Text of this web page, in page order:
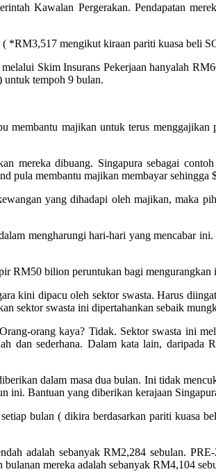
Kawalan Pergerakan. Pendapatan
*RM3,517 mengikut kiraan pariti kuasa beli
Skim Insurans Pekerjaan hanyalah
untuk tempoh 9 bulan.
majikan untuk terus menggajikan
mereka dibuang. Singapura sebagai
pula membantu majikan membayar
yang dihadapi oleh majikan, maka
mengharungi hari-hari yang mencabar
RM50 bilion peruntukan bagi
kini dipacu oleh sektor swasta. Harus
sektor swasta ini dipertahankan sebaik
orang kaya? Tidak. Sektor swasta ini
dan sederhana. Dalam kata lain,
dalam masa dua bulan. Ini tidak
ini. Bantuan yang diberikan kerajaan
bulan ( dikira berdasarkan pariti kuasa
adalah sebanyak RM2,284 sebulan.
mereka adalah sebanyak RM4,104